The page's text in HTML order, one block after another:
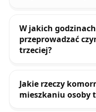
W jakich
przeprowadzać
trzeciej?
Jakie rzeczy
mieszkaniu osoby